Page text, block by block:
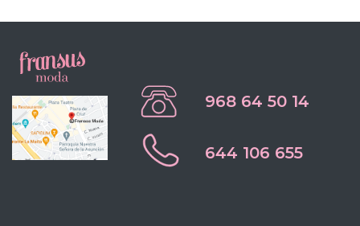
968 64 50 14
644 106 655